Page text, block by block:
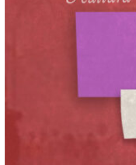
AJÍ EN YOUTUBE
Universidad
Feria del Libro
Facultad Libre